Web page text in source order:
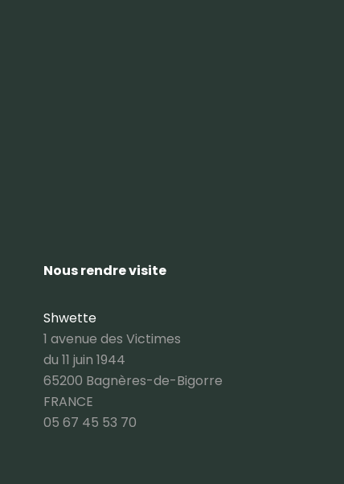
Nous rendre visite
Shwette
1 avenue des Victimes
du 11 juin 1944
65200 Bagnères-de-Bigorre
FRANCE
05 67 45 53 70